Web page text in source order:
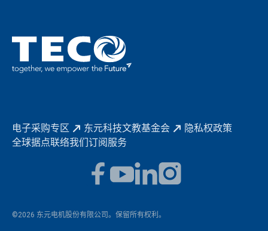
促进低碳转型
永续报告书
电子采购专区 东元科技文教基金会
隐私权政策
全球据点联络我们 订阅服务
©2026 东元电机股份有限公司。保留所有权利。